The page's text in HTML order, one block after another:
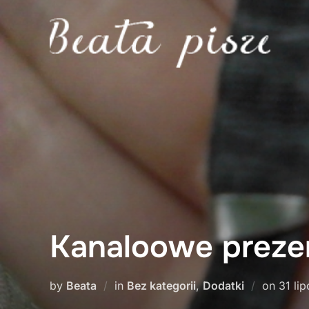
content
Kanaloowe
by Beata in Bez kategorii,Dodatki on 31